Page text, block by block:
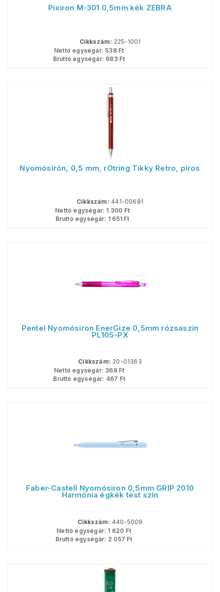
Pixiron M-301 0,5mm kék ZEBRA
Cikkszám: 225-1001
Nettó egységár: 538Ft
Bruttó egységár: 683Ft
Nyomósirón, 0,5 mm, rOtring Tikky Retro, piros
Cikkszám: 441-00681
Nettó egységár: 1 300 Ft
Bruttó egységár: 1 651Ft
Pentel Nyomósiron EnerGize 0,5mm rózsaszín
PL105-PX
Cikkszám: 20-01363
Nettó egységár: 368Ft
Bruttó egységár: 467 Ft
Faber-Castell Nyomósiron 0,5mm GRIP 2010
Harmónia égkék test szín
Cikkszám: 440-5009
Nettó egységár: 1 620 Ft
Bruttó egységár: 2 057 Ft